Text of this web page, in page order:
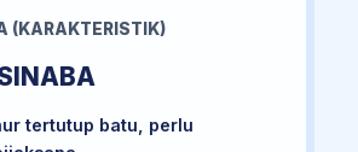
(KARAKTERISTIK)
tertutup batu, perlu